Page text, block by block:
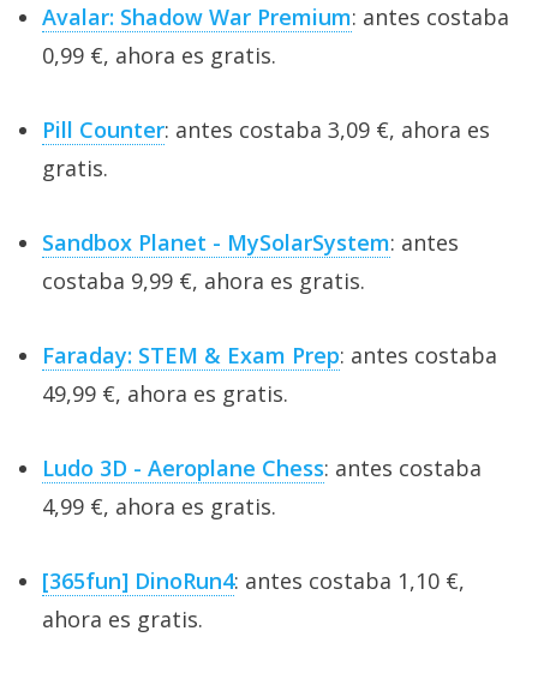
Avalar: Shadow War Premium: antes costaba
0,99 €, ahora es gratis.
Pill Counter: antes costaba 3,09 €, ahora es
gratis.
Sandbox Planet - MySolarSystem: antes
costaba 9,99 €, ahora es gratis.
Faraday: STEM & Exam Prep: antes costaba
49,99 €, ahora es gratis.
Ludo 3D - Aeroplane Chess: antes costaba
4,99 €, ahora es gratis.
[365fun] DinoRun4: antes costaba 1,10 €,
ahora es gratis.